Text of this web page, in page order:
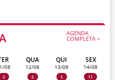
AGENDA
COMPLETA >
08
3
QUA
12/08
6
QUI
13/08
5
SEX
14/08
11